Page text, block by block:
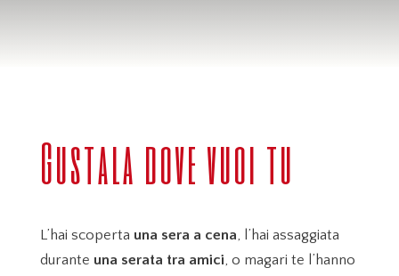
Gustala dove vuoi tu
L’hai scoperta una sera a cena, l’hai assaggiata
durante una serata tra amici, o magari te l’hanno